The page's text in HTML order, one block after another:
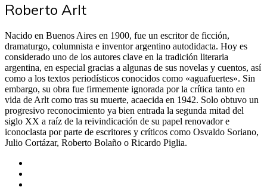
Roberto Arlt
Nacido en Buenos Aires en 1900, fue un escritor de ficción,
dramaturgo, columnista e inventor argentino autodidacta. Hoy es
considerado uno de los autores clave en la tradición literaria
argentina, en especial gracias a algunas de sus novelas y cuentos, así
como a los textos periodísticos conocidos como «aguafuertes». Sin
embargo, su obra fue firmemente ignorada por la crítica tanto en
vida de Arlt como tras su muerte, acaecida en 1942. Solo obtuvo un
progresivo reconocimiento ya bien entrada la segunda mitad del
siglo XX a raíz de la reivindicación de su papel renovador e
iconoclasta por parte de escritores y críticos como Osvaldo Soriano,
Julio Cortázar, Roberto Bolaño o Ricardo Piglia.